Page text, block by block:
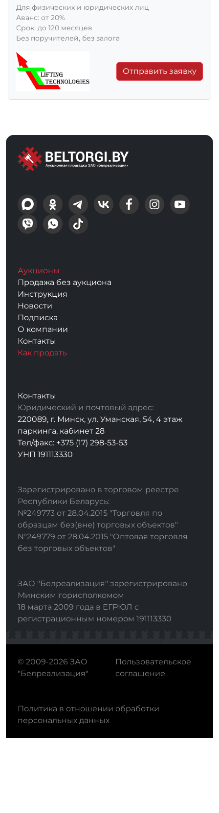
Для физических и юридических лиц
Aванс: от 20%
Срок: до 120 месяцев
Без поручителей, без залога
Отправить заявку
Аукционы
Продажа без аукциона
Инструкция
Новости
Подписка
О компании
Контакты
Как продать
Контакты
Юридический и почтовый адрес:
220089, г. Минск, ул. Уманская, 54, 4 этаж
паркинга, кабинет 28
Тел/факс: +375 (17) 298-53-53
УНП 191113330
Зарегистрировано в торговом реестре
Республики Беларусь:
№249773 от 28.04.2015 "Торговля по
образцам без(вне) торговых объектов"
№249779 от 28.04.2015 "Оптовая торговля
без торговых объектов"
ЗАО "Белреализация" зарегистрировано
Минским горисполкомом
18 марта 2009 года в ЕГРЮЛ с
регистрационным номером 191113330
© 2009-2026 ЗАО
"Белреализация"
Пользовательское
соглашение
Политика в отношении обработки
персональных данных